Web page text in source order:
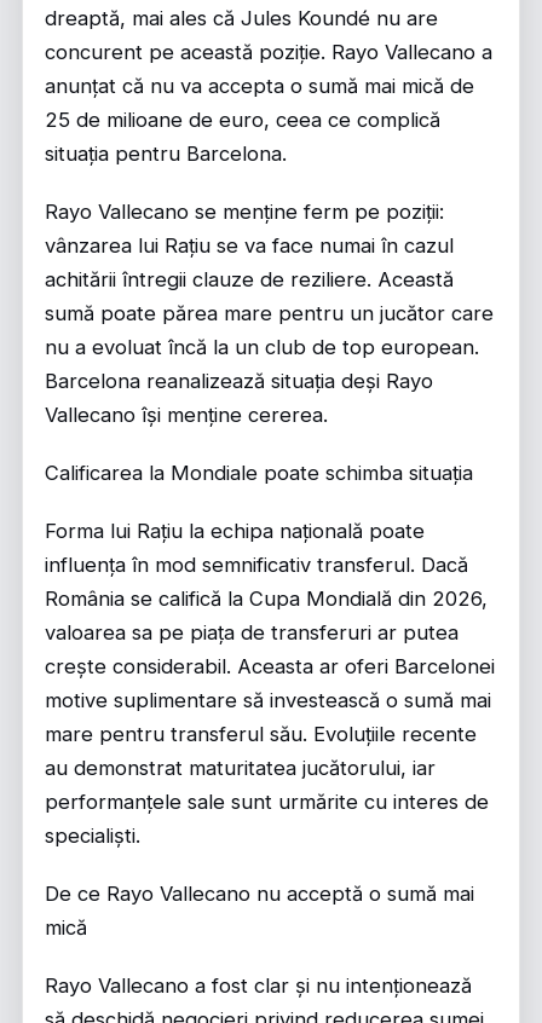
dreaptă, mai ales că Jules Koundé nu are
concurent pe această poziție. Rayo Vallecano a
anunțat că nu va accepta o sumă mai mică de
25 de milioane de euro, ceea ce complică
situația pentru Barcelona.
Rayo Vallecano se menține ferm pe poziții:
vânzarea lui Rațiu se va face numai în cazul
achitării întregii clauze de reziliere. Această
sumă poate părea mare pentru un jucător care
nu a evoluat încă la un club de top european.
Barcelona reanalizează situația deși Rayo
Vallecano își menține cererea.
Calificarea la Mondiale poate schimba situația
Forma lui Rațiu la echipa națională poate
influența în mod semnificativ transferul. Dacă
România se califică la Cupa Mondială din 2026,
valoarea sa pe piața de transferuri ar putea
crește considerabil. Aceasta ar oferi Barcelonei
motive suplimentare să investească o sumă mai
mare pentru transferul său. Evoluțiile recente
au demonstrat maturitatea jucătorului, iar
performanțele sale sunt urmărite cu interes de
specialiști.
De ce Rayo Vallecano nu acceptă o sumă mai
mică
Rayo Vallecano a fost clar și nu intenționează